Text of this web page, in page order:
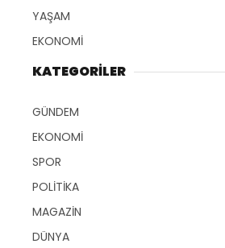
YAŞAM
EKONOMİ
KATEGORİLER
GÜNDEM
EKONOMİ
SPOR
POLİTİKA
MAGAZİN
DÜNYA